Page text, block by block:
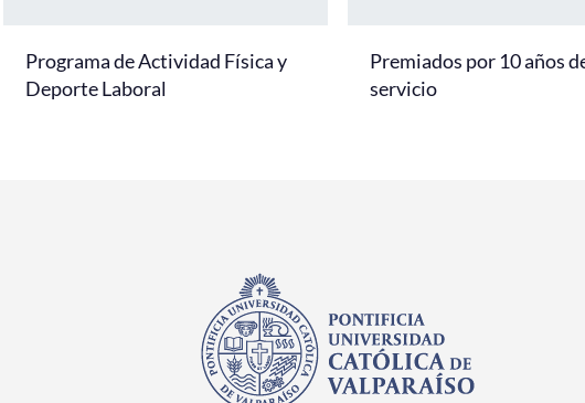
Programa de Actividad Física y
Deporte Laboral
Premiados por 10 años
servicio